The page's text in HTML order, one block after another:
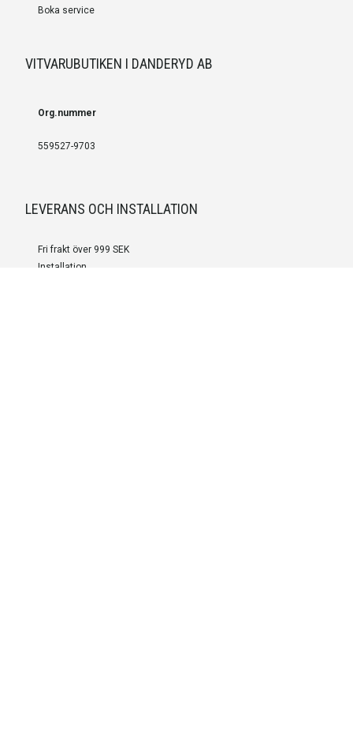
Boka service
VITVARUBUTIKEN I DANDERYD AB
Org.nummer
559527-9703
LEVERANS OCH INSTALLATION
Fri frakt över 999 SEK
Installation